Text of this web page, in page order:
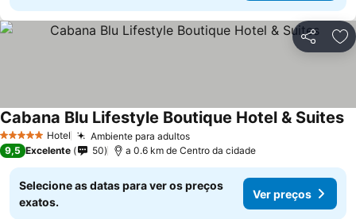
Partilhar
5 Estrelas Hotel Ambiente para adultos
Cabana Blu Lifestyle Boutique Hotel & Suites
9,5 Excelente 50 a 0.6 km de Centro da cidade
Selecione as datas para ver os preços
exatos.
Ver preços